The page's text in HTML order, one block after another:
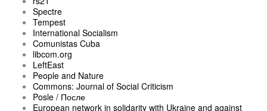
Spectre
Tempest
International Socialism
Comunistas Cuba
libcom.org
LeftEast
People and Nature
Commons: Journal of Social Criticism
Posle / После
European network in solidarity with Ukraine and against